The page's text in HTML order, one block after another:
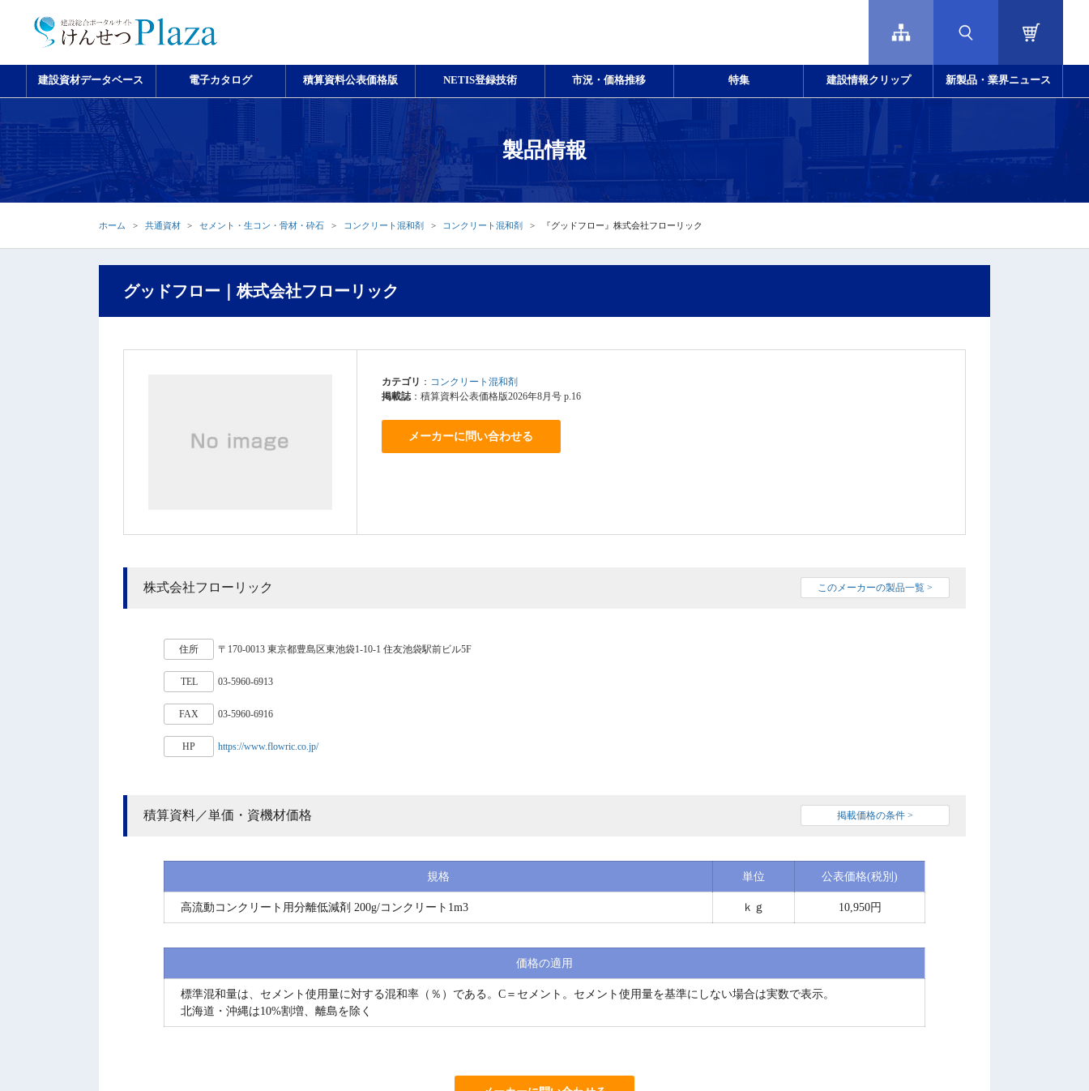
建設資材データベース 電子カタログ 積算資料公表価格版 NETIS登録技術 市況・価格推移 特集 建設情報クリップ 新製品・業界ニュース
製品情報
ホーム 共通資材 セメント・生コン・骨材・砕石 コンクリート混和剤 コンクリート混和剤 『グッドフロー』株式会社フローリック
グッドフロー｜株式会社フローリック
カテゴリ ： コンクリート混和剤
掲載誌：積算資料公表価格版2026年8月号 p.16
メーカーに問い合わせる
株式会社フローリック このメーカーの製品一覧 >
住所 〒170-0013 東京都豊島区東池袋1-10-1 住友池袋駅前ビル5F
TEL 03-5960-6913
FAX 03-5960-6916
HP https://www.flowric.co.jp/
積算資料／単価・資機材価格 掲載価格の条件 >
規格 単位 公表価格(税別)
高流動コンクリート用分離低減剤 200g/コンクリート1m3 ｋｇ 10,950円
価格の適用
標準混和量は、セメント使用量に対する混和率（％）である。C＝セメント。セメント使用量を基準にしない場合は実数で表示。
北海道・沖縄は10%割増、離島を除く